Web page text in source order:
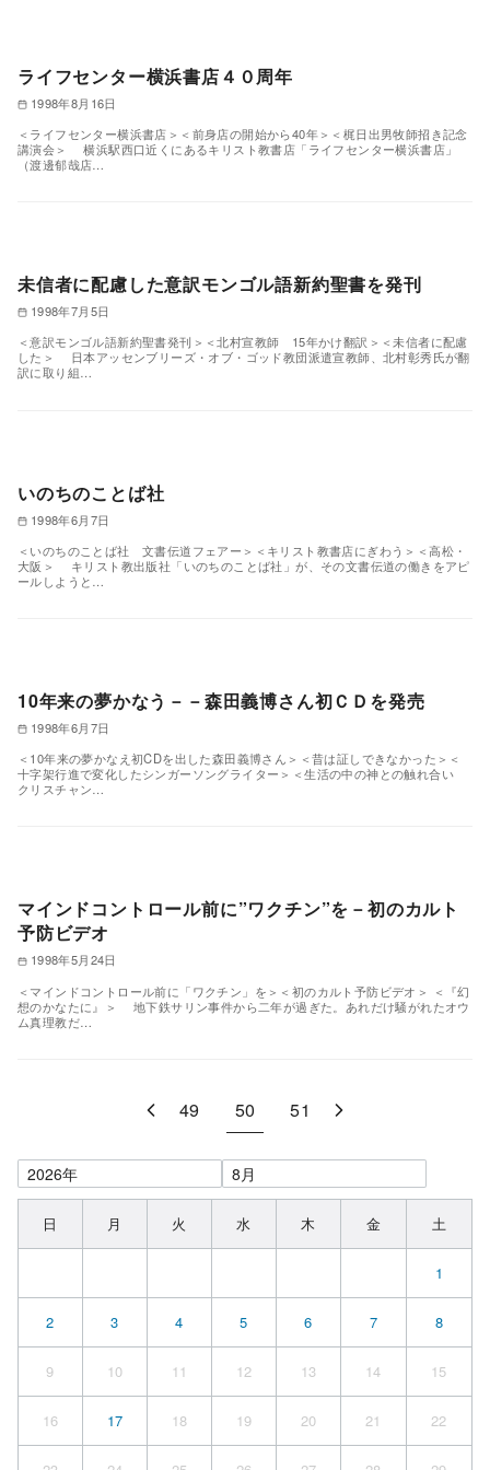
ライフセンター横浜書店４０周年
1998年8月16日
＜ライフセンター横浜書店＞＜前身店の開始から40年＞＜梶日出男牧師招き記念
講演会＞ 横浜駅西口近くにあるキリスト教書店「ライフセンター横浜書店」
（渡邊郁哉店…
未信者に配慮した意訳モンゴル語新約聖書を発刊
1998年7月5日
＜意訳モンゴル語新約聖書発刊＞＜北村宣教師 15年かけ翻訳＞＜未信者に配慮
した＞ 日本アッセンブリーズ・オブ・ゴッド教団派遣宣教師、北村彰秀氏が翻
訳に取り組…
いのちのことば社
1998年6月7日
＜いのちのことば社 文書伝道フェアー＞＜キリスト教書店にぎわう＞＜高松・
大阪＞ キリスト教出版社「いのちのことば社」が、その文書伝道の働きをアピ
ールしようと…
10年来の夢かなう－－森田義博さん初ＣＤを発売
1998年6月7日
＜10年来の夢かなえ初CDを出した森田義博さん＞＜昔は証しできなかった＞＜
十字架行進で変化したシンガーソングライター＞＜生活の中の神との触れ合い
クリスチャン…
マインドコントロール前に”ワクチン”を－初のカルト
予防ビデオ
1998年5月24日
＜マインドコントロール前に「ワクチン」を＞＜初のカルト予防ビデオ＞ ＜『幻
想のかなたに』＞ 地下鉄サリン事件から二年が過ぎた。あれだけ騒がれたオウ
ム真理教だ…
49 50 51
日 月 火 水 木 金 土
1
2 3 4 5 6 7 8
9 10 11 12 13 14 15
16 17 18 19 20 21 22